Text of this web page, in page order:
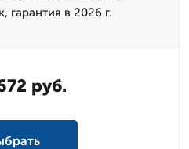
в 2026 г.
руб.